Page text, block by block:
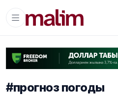
#прогноз погоды